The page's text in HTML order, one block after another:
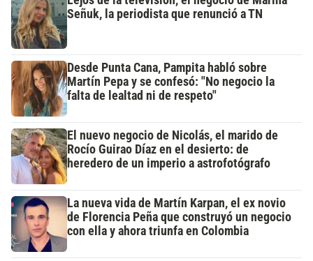
Señuk, la periodista que renunció a TN
Desde Punta Cana, Pampita habló sobre
Martín Pepa y se confesó: "No negocio la
falta de lealtad ni de respeto"
El nuevo negocio de Nicolás, el marido de
Rocío Guirao Díaz en el desierto: de
heredero de un imperio a astrofotógrafo
La nueva vida de Martín Karpan, el ex novio
de Florencia Peña que construyó un negocio
con ella y ahora triunfa en Colombia